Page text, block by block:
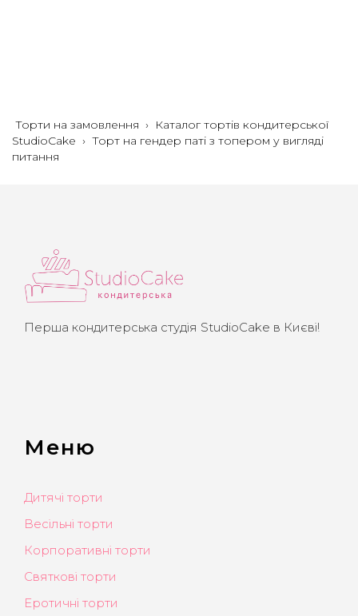
Торти на замовлення › Каталог тортів кондитерської
StudioCake › Торт на гендер паті з топером у вигляді
питання
Перша кондитерська студія StudioCake в Києві!
Меню
Дитячі торти
Весільні торти
Корпоративні торти
Святкові торти
Еротичні торти